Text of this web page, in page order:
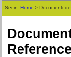
Sei in: Home > Documenti